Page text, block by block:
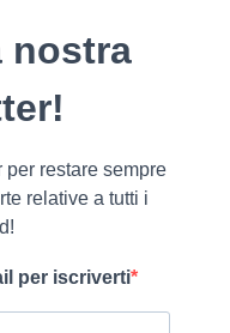
nostra
per restare sempre
relative a tutti i
per iscriverti